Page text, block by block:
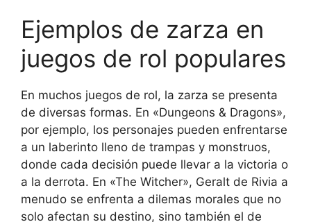
Ejemplos de zarza en
juegos de rol populares
En muchos juegos de rol, la zarza se presenta
de diversas formas. En «Dungeons & Dragons»,
por ejemplo, los personajes pueden enfrentarse
a un laberinto lleno de trampas y monstruos,
donde cada decisión puede llevar a la victoria o
a la derrota. En «The Witcher», Geralt de Rivia a
menudo se enfrenta a dilemas morales que no
solo afectan su destino, sino también el de